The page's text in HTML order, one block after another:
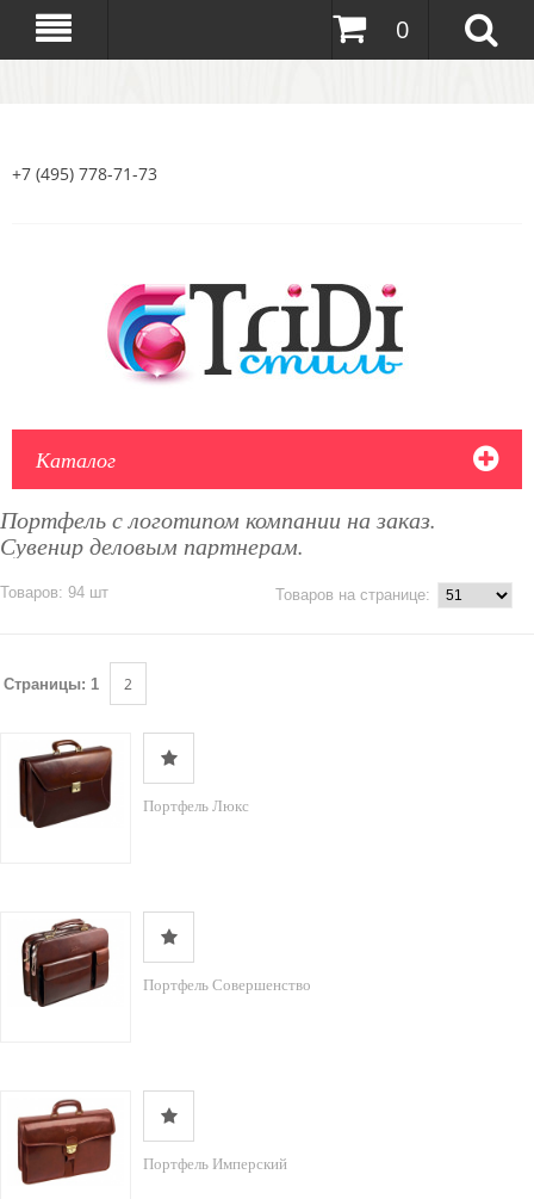
0
+7 (495) 778-71-73
Каталог
Портфель с логотипом компании на заказ.
Сувенир деловым партнерам.
Товаров: 94 шт Товаров на странице:
Страницы: 1 2
Портфель Люкс
Портфель Совершенство
Портфель Имперский